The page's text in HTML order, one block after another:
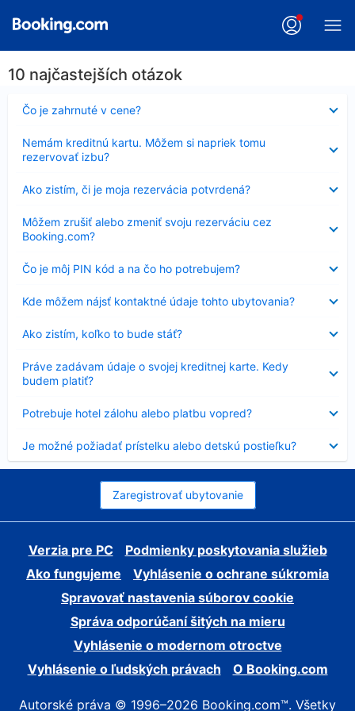
10 najčastejších otázok
Čo je zahrnuté v cene?
Nezobrazuje
sa
Nemám kreditnú kartu. Môžem si napriek tomu
rezervovať izbu?
sa
Ako zistím, či je moja rezervácia potvrdená?
sa
Môžem zrušiť alebo zmeniť svoju rezerváciu cez
Booking.com?
sa
Čo je môj PIN kód a na čo ho potrebujem?
Nezobrazuje
sa
Kde môžem nájsť kontaktné údaje tohto ubytovania?
sa
Ako zistím, koľko to bude stáť?
sa
Práve zadávam údaje o svojej kreditnej karte. Kedy
budem platiť?
sa
Potrebuje hotel zálohu alebo platbu vopred?
sa
Je možné požiadať prístelku alebo detskú postieľku?
sa
Zaregistrovať ubytovanie
Verzia pre PC
Podmienky poskytovania služieb
Ako fungujeme
Vyhlásenie o ochrane súkromia
Spravovať nastavenia súborov cookie
Správa odporúčaní šitých na mieru
Vyhlásenie o modernom otroctve
Vyhlásenie o ľudských právach
O Booking.com
Autorské práva © 1996–2026 Booking.com™. Všetky